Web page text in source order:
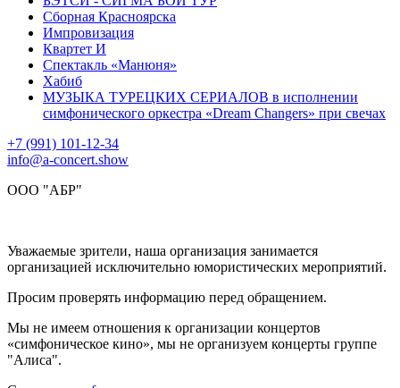
Сборная Красноярска
Импровизация
Квартет И
Спектакль «Манюня»
Хабиб
МУЗЫКА ТУРЕЦКИХ СЕРИАЛОВ в исполнении
симфонического оркестра «Dream Changers» при свечах
+7 (991) 101-12-34
info@a-concert.show
ООО "АБР"
Уважаемые зрители, наша организация занимается
организацией исключительно юмористических мероприятий.
Просим проверять информацию перед обращением.
Мы не имеем отношения к организации концертов
«симфоническое кино», мы не организуем концерты группе
"Алиса".